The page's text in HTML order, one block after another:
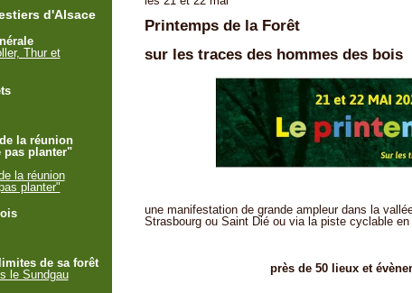
Printemps de la Forêt
sur les traces des hommes des bois
une manifestation de grande ampleur dans la
Strasbourg ou Saint Dié ou via la piste cyclable
près de 50 lieux et
d'Alsace
Thur et
la réunion
pas planter"
la réunion
planter"
de sa forêt
le Sundgau